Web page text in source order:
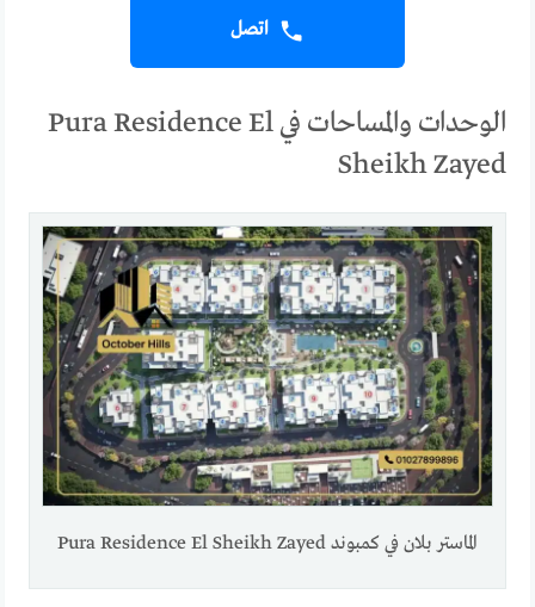
اتصل
الوحدات والمساحات في Pura Residence El
Sheikh Zayed
الماستر بلان في كمبوند Pura Residence El Sheikh Zayed